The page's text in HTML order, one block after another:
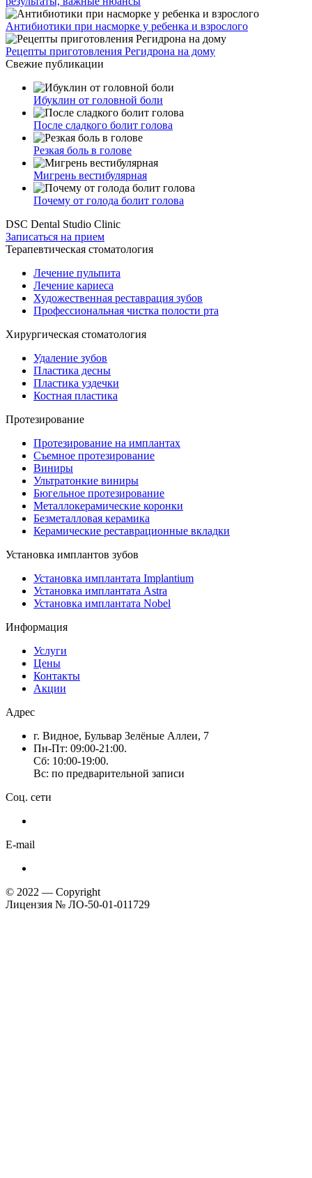
Антибиотики при насморке у ребенка и взрослого
Рецепты приготовления Регидрона на дому
Свежие публикации
Ибуклин от головной боли
После сладкого болит голова
Резкая боль в голове
Мигрень вестибулярная
Почему от голода болит голова
DSC Dental Studio Clinic
Записаться на прием
Терапевтическая стоматология
Лечение пульпита
Лечение кариеса
Художественная реставрация зубов
Профессиональная чистка полости рта
Хирургическая стоматология
Удаление зубов
Пластика десны
Пластика уздечки
Костная пластика
Протезирование
Протезирование на имплантах
Съемное протезирование
Виниры
Ультратонкие виниры
Бюгельное протезирование
Металлокерамические коронки
Безметалловая керамика
Керамические реставрационные вкладки
Установка имплантов зубов
Установка имплантата Implantium
Установка имплантата Astra
Установка имплантата Nobel
Информация
Услуги
Цены
Контакты
Акции
Адрес
г. Видное, Бульвар Зелёные Аллеи, 7
Пн-Пт: 09:00-21:00.
Сб: 10:00-19:00.
Вс: по предварительной записи
Соц. сети
E-mail
© 2022 — Copyright
Лицензия № ЛО-50-01-011729